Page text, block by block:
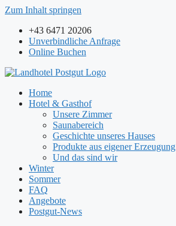
Zum Inhalt springen
+43 6471 20206
Unverbindliche Anfrage
Online Buchen
Home
Hotel & Gasthof
Unsere Zimmer
Saunabereich
Geschichte unseres Hauses
Produkte aus eigener Erzeugung
Und das sind wir
Winter
Sommer
FAQ
Angebote
Postgut-News